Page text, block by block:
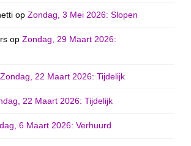
opZondag, 3 Mei 2026: Slopen
opZondag, 29 Maart 2026:
Zondag, 22 Maart 2026: Tijdelijk
22 Maart 2026: Tijdelijk
6 Maart 2026: Verhuurd